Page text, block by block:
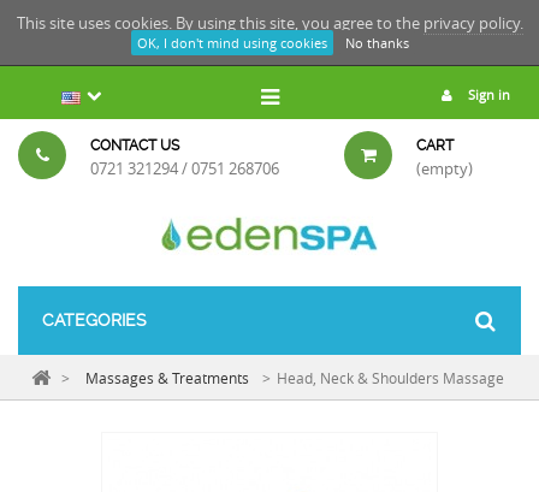
This site uses cookies. By using this site, you agree to the privacy policy.
OK, I don't mind using cookies No thanks
Sign in
CONTACT US
0721 321294 / 0751 268706
CART
(empty)
CATEGORIES
> Massages & Treatments > Head, Neck & Shoulders Massage